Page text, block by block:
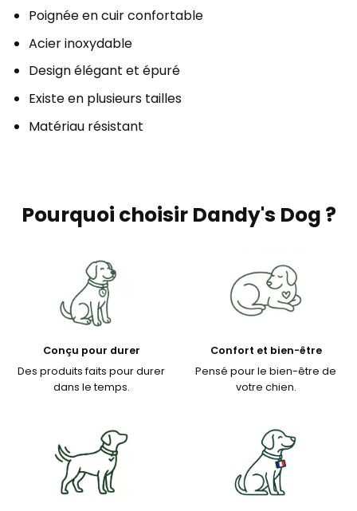
Poignée en cuir confortable
Acier inoxydable
Design élégant et épuré
Existe en plusieurs tailles
Matériau résistant
Pourquoi choisir Dandy's Dog ?
Conçu pour durer
Des produits faits pour durer
dans le temps.
Confort et bien-être
Pensé pour le bien-être de
votre chien.